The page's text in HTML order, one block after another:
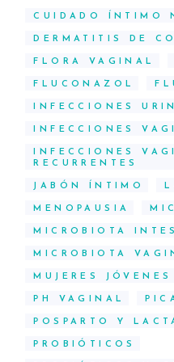
CUIDADO ÍNTIMO
DERMATITIS DE
FLORA VAGINAL
FLUCONAZOL
INFECCIONES
INFECCIONES
INFECCIONES
RECURRENTES
JABÓN ÍNTIMO
MENOPAUSIA
MICROBIOTA
MICROBIOTA
MUJERES JÓVENES
PH VAGINAL
POSPARTO Y
PROBIÓTICOS